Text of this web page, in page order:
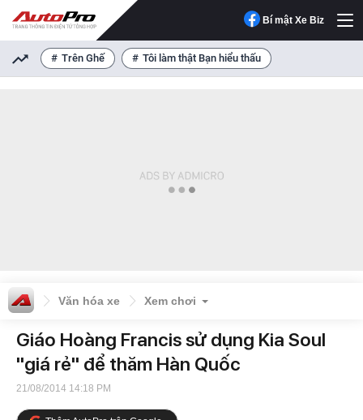
Bí mật Xe Biz
Trên Ghế Tôi làm thật Bạn hiểu thấu
Văn hóa xe Xem chơi
Giáo Hoàng Francis sử dụng Kia Soul
"giá rẻ" để thăm Hàn Quốc
21/08/2014 14:18 PM